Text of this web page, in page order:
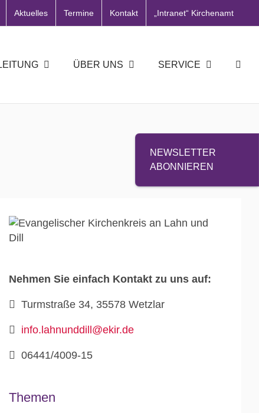
Aktuelles Termine Kontakt „Intranet“ Kirchenamt
ÜBER UNS SERVICE
NEWSLETTER
ABONNIEREN
Nehmen Sie einfach Kontakt zu uns auf:
Turmstraße 34, 35578 Wetzlar
info.lahnunddill@ekir.de
06441/4009-15
Themen